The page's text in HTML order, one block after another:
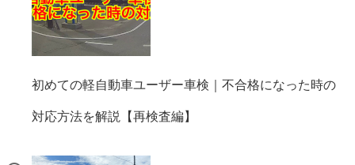
初めての軽自動車ユーザー車検｜不合格になった時の
対応方法を解説【再検査編】